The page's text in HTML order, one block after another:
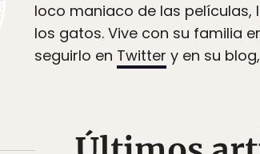
loco maniaco de las películas,
los gatos. Vive con su familia
seguirlo en Twitter y en su blog,